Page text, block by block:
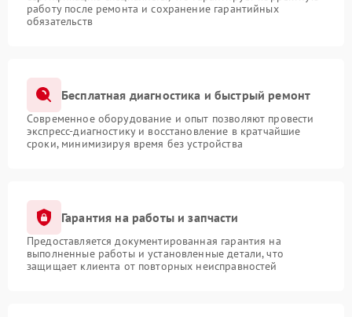
работу после ремонта и сохранение гарантийных
обязательств
Бесплатная диагностика и быстрый ремонт
Современное оборудование и опыт позволяют провести
экспресс-диагностику и восстановление в кратчайшие
сроки, минимизируя время без устройства
Гарантия на работы и запчасти
Предоставляется документированная гарантия на
выполненные работы и установленные детали, что
защищает клиента от повторных неисправностей